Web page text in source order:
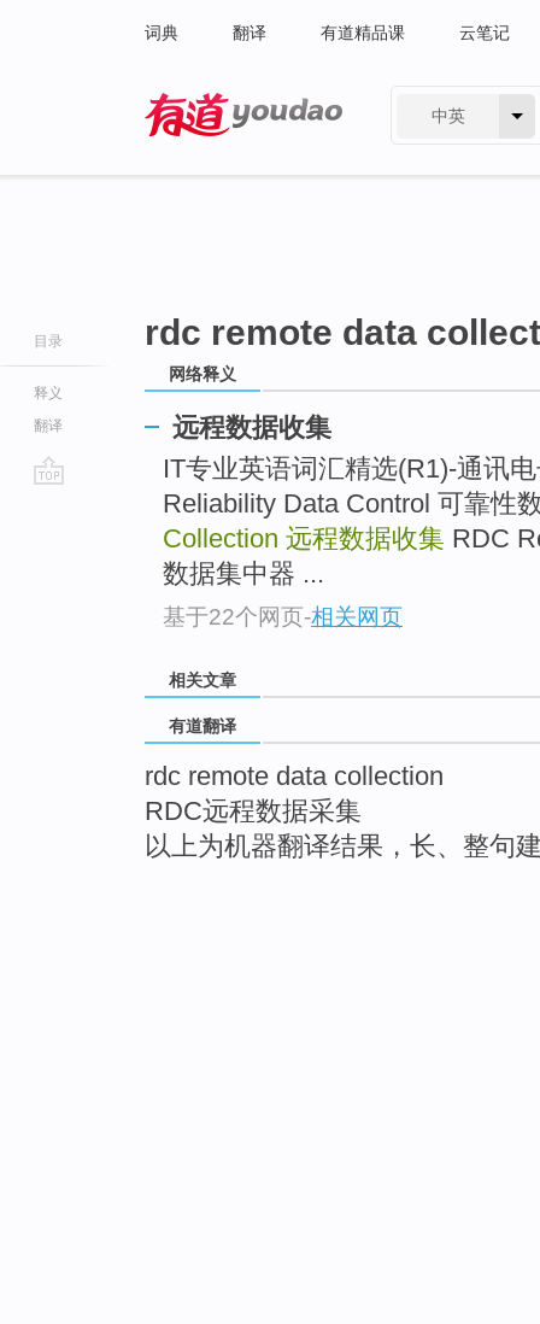
词典 翻译 有道精品课 云笔记
中英
目录
释义
翻译
rdc remote data
网络释义
远程数据收集
IT专业英语词汇精选(R1)-通讯
Reliability Data Control 可靠性
Collection 远程数据收集 RDC
数据集中器 ...
基于22个网页-相关网页
相关文章
有道翻译
rdc remote data collection
RDC远程数据采集
以上为机器翻译结果，长、整句